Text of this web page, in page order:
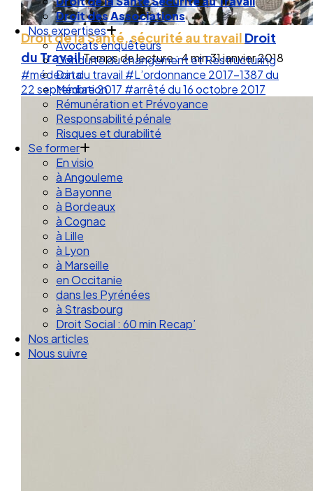
Droit des Associations
Nos expertises
Avocats enquêteurs
Conduite du changement et Restructuring
Data
Médiation
Rémunération et Prévoyance
Responsabilité pénale
Risques et durabilité
Se former
En visio
à Angouleme
à Bayonne
à Bordeaux
à Cognac
à Lille
à Lyon
à Marseille
en Occitanie
dans les Pyrénées
à Strasbourg
Droit Social : 60 min Recap’
Nos articles
Nous suivre
Droit de la Santé, sécurité au travail Droit
du TravailTemps de lecture : 4 min31 janvier 2018
#médecin du travail #L’ordonnance 2017-1387 du
22 septembre 2017 #arrêté du 16 octobre 2017